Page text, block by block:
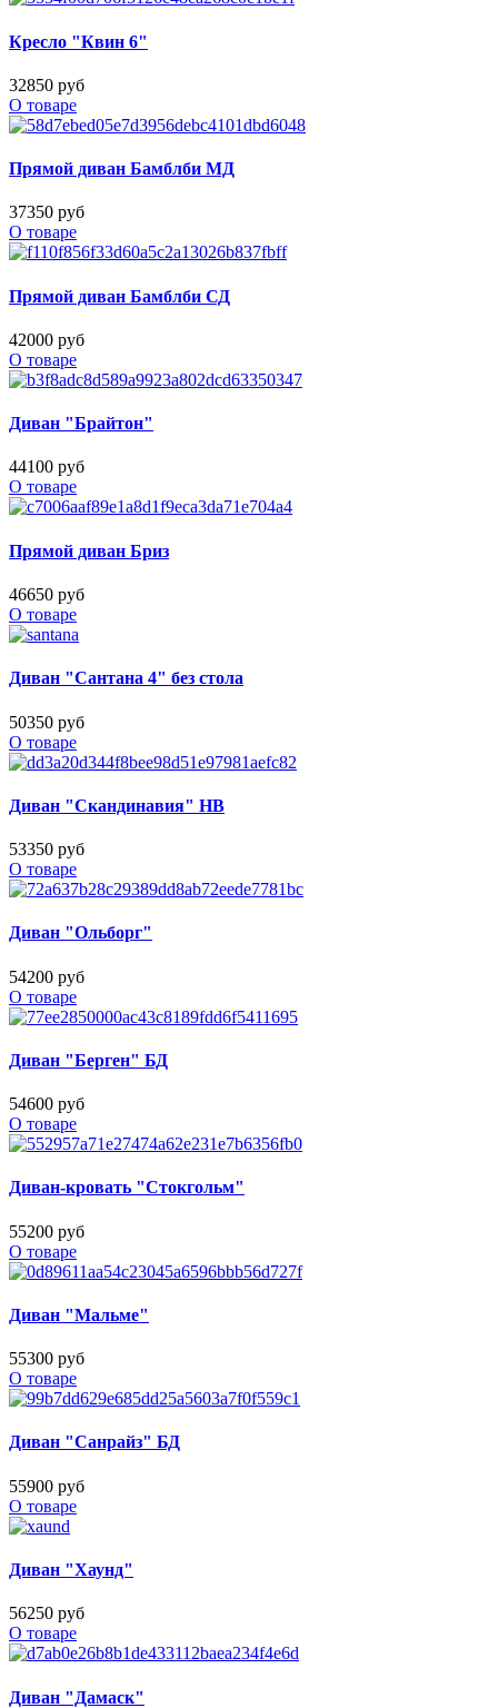
Кресло "Квин 6"
32850 руб
О товаре
Прямой диван Бамблби МД
37350 руб
О товаре
Прямой диван Бамблби СД
42000 руб
О товаре
Диван "Брайтон"
44100 руб
О товаре
Прямой диван Бриз
46650 руб
О товаре
Диван "Сантана 4" без стола
50350 руб
О товаре
Диван "Скандинавия" НВ
53350 руб
О товаре
Диван "Ольборг"
54200 руб
О товаре
Диван "Берген" БД
54600 руб
О товаре
Диван-кровать "Стокгольм"
55200 руб
О товаре
Диван "Мальме"
55300 руб
О товаре
Диван "Санрайз" БД
55900 руб
О товаре
Диван "Хаунд"
56250 руб
О товаре
Диван "Дамаск"